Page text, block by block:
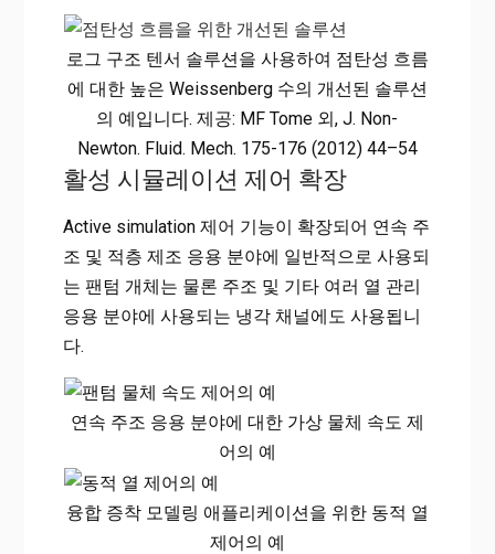
로그 구조 텐서 솔루션을 사용하여 점탄성 흐름
에 대한 높은 Weissenberg 수의 개선된 솔루션
의 예입니다. 제공: MF Tome 외, J. Non-
Newton. Fluid. Mech. 175-176 (2012) 44–54
활성 시뮬레이션 제어 확장
Active simulation 제어 기능이 확장되어 연속 주
조 및 적층 제조 응용 분야에 일반적으로 사용되
는 팬텀 개체는 물론 주조 및 기타 여러 열 관리
응용 분야에 사용되는 냉각 채널에도 사용됩니
다.
연속 주조 응용 분야에 대한 가상 물체 속도 제
어의 예
융합 증착 모델링 애플리케이션을 위한 동적 열
제어의 예